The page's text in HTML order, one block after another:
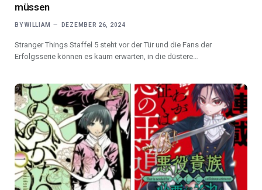
müssen
BY WILLIAM DEZEMBER 26, 2024
Stranger Things Staffel 5 steht vor der Tür und die Fans der
Erfolgsserie können es kaum erwarten, in die düstere…